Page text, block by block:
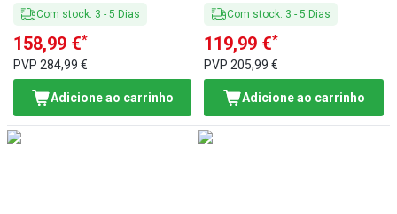
Com stock: 3 - 5 Dias
158,99 €*
PVP 284,99 €
Adicione ao carrinho
Com stock: 3 -5 Dias
119,99 €*
PVP205,99 €
Adicione ao carrinho